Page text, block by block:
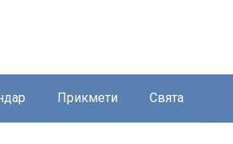
Прикмети Свята